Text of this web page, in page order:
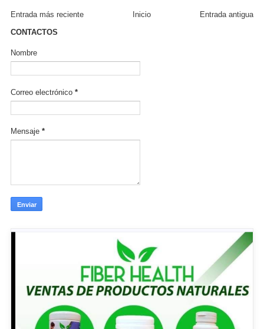
Entrada más reciente Entrada antigua
Inicio
CONTACTOS
Nombre
Correo electrónico *
Mensaje *